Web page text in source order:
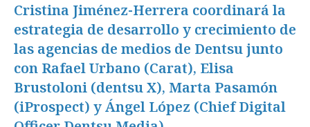
Cristina Jiménez-Herrera coordinará la
estrategia de desarrollo y crecimiento de
las agencias de medios de Dentsu junto
con Rafael Urbano (Carat), Elisa
Brustoloni (dentsu X), Marta Pasamón
(iProspect) y Ángel López (Chief Digital